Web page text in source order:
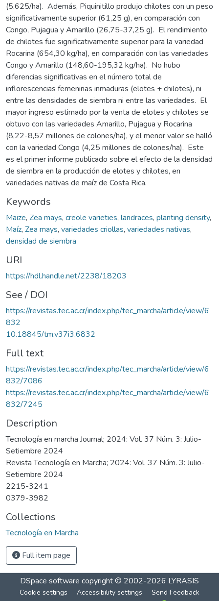
(5.625/ha). Además, Piquinitillo produjo chilotes con un peso
significativamente superior (61,25 g), en comparación con
Congo, Pujagua y Amarillo (26,75-37,25 g). El rendimiento
de chilotes fue significativamente superior para la variedad
Rocarina (654,30 kg/ha), en comparación con las variedades
Congo y Amarillo (148,60-195,32 kg/ha). No hubo
diferencias significativas en el número total de
inflorescencias femeninas inmaduras (elotes + chilotes), ni
entre las densidades de siembra ni entre las variedades. El
mayor ingreso estimado por la venta de elotes y chilotes se
obtuvo con las variedades Amarillo, Pujagua y Rocarina
(8,22-8,57 millones de colones/ha), y el menor valor se halló
con la variedad Congo (4,25 millones de colones/ha). Este
es el primer informe publicado sobre el efecto de la densidad
de siembra en la producción de elotes y chilotes, en
variedades nativas de maíz de Costa Rica.
Keywords
Maize, Zea mays, creole varieties, landraces, planting density,
Maíz, Zea mays, variedades criollas, variedades nativas,
densidad de siembra
URI
https://hdl.handle.net/2238/18203
See / DOI
https://revistas.tec.ac.cr/index.php/tec_marcha/article/view/6
832
10.18845/tm.v37i3.6832
Full text
https://revistas.tec.ac.cr/index.php/tec_marcha/article/view/6
832/7086
https://revistas.tec.ac.cr/index.php/tec_marcha/article/view/6
832/7245
Description
Tecnología en marcha Journal; 2024: Vol. 37 Núm. 3: Julio-
Setiembre 2024
Revista Tecnología en Marcha; 2024: Vol. 37 Núm. 3: Julio-
Setiembre 2024
2215-3241
0379-3982
Collections
Tecnología en Marcha
Full item page
DSpace software copyright © 2002-2026 LYRASIS
Cookie settings Accessibility settings Send Feedback